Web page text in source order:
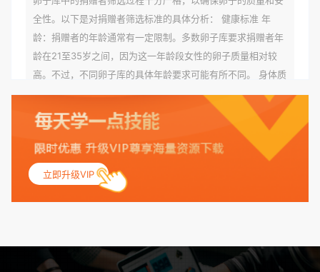
全性。以下是对捐赠者筛选标准的具体分析： 健康标准 年
龄：捐赠者的年龄通常有一定限制。多数卵子库要求捐赠者年
龄在21至35岁之间，因为这一年龄段女性的卵子质量相对较
高。不过，不同卵子库的具体年龄要求可能有所不同。 身体质
量指数（BMI）：捐赠者的BMI通常需要在正常范围内，以确
保其身体健康状况良好。过高的BMI可能与多种健康问题相关
联，包括不孕症和妊娠并发症。 生殖健康：捐赠者需要有规律
的月经期，无生殖障碍或异常问题。此外，还需要进行详细的
妇科检查，以确保其生殖系统的健康。 遗传病史与家族病史：
捐赠者及其家庭成员需要无严重的遗传病史、精神病史和传染
病史。这通常需要通过基因检测、家族史调查和医疗记录审查
带任何可传染给受卵者的病原体。 药物与生活习惯：捐赠者需
立即升级VIP